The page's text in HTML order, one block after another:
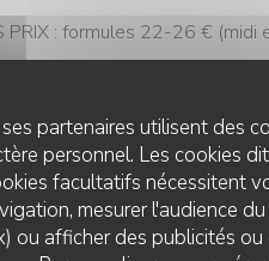
partenaires utilisent des
personnel. Les cookies
facultatifs nécessitent
mesurer l'audience
ou afficher des publicités
PRIX : formules 22-26 €